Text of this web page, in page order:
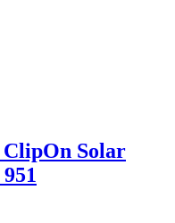
Solar